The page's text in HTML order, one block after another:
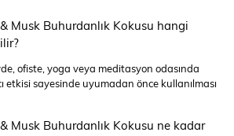
Musk Buhurdanlık Kokusu hangi
ofiste, yoga veya meditasyon odasında
etkisi sayesinde uyumadan önce kullanılması
Musk Buhurdanlık Kokusu ne kadar